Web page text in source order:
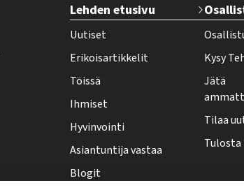
e
h
y
-
l
e
h
t
Lehden etusivu
Uutiset
Erikoisartikkelit
Töissä
Ihmiset
Hyvinvointi
Asiantuntija vastaa
Blogit
Kysy
Jätä
Tilaa